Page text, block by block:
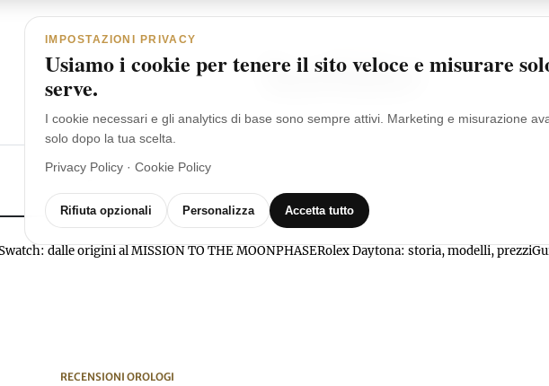
dalle origini al MISSION TO THE MOONPHASERolex Daytona: storia, modelli, prezzi
RECENSIONI OROLOGI
IMPOSTAZIONI PRIVACY
Usiamo i cookie per tenere il sito veloce e misurare
serve.
I cookie necessari e gli analytics di base sono sempre attivi. Marketing e misurazione
solo dopo la tua scelta.
Privacy Policy · Cookie Policy
Rifiuta opzionali Personalizza Accetta tutto